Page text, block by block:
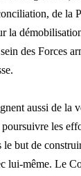
de la
la
des Forces
aussi de la
les
le but de
lui-même. Le